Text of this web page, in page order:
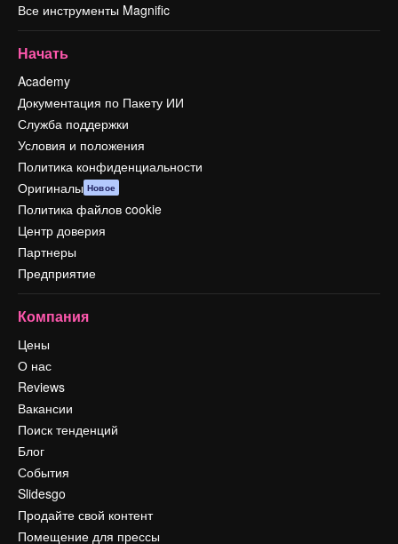
Все инструменты Magnific
Начать
Academy
Документация по Пакету ИИ
Служба поддержки
Условия и положения
Политика конфиденциальности
Оригиналы Новое
Политика файлов cookie
Центр доверия
Партнеры
Предприятие
Компания
Цены
О нас
Reviews
Вакансии
Поиск тенденций
Блог
События
Slidesgo
Продайте свой контент
Помещение для прессы